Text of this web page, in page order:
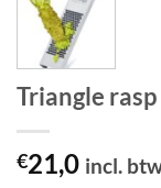
Triangle
€21,0 incl.